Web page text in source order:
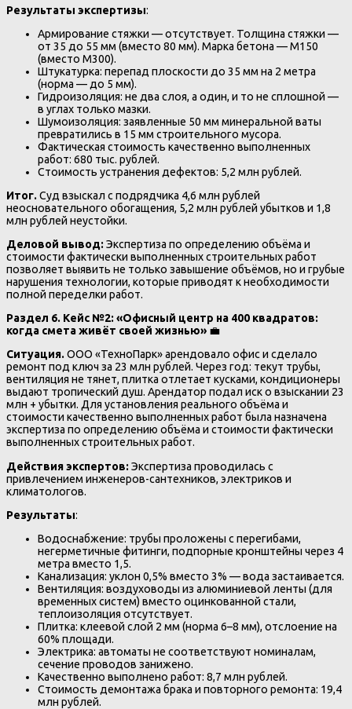
Результаты экспертизы:
Армирование стяжки — отсутствует. Толщина стяжки —
от 35 до 55 мм (вместо 80 мм). Марка бетона — М150
(вместо М300).
Штукатурка: перепад плоскости до 35 мм на 2 метра
(норма — до 5 мм).
Гидроизоляция: не два слоя, а один, и то не сплошной —
в углах только мазки.
Шумоизоляция: заявленные 50 мм минеральной ваты
превратились в 15 мм строительного мусора.
Фактическая стоимость качественно выполненных
работ: 680 тыс. рублей.
Стоимость устранения дефектов: 5,2 млн рублей.
Итог.Суд взыскал с подрядчика 4,6 млн рублей
неосновательного обогащения, 5,2 млн рублей убытков и 1,8
млн рублей неустойки.
Деловой вывод:Экспертиза по определению объёма и
стоимости фактически выполненных строительных работ
позволяет выявить не только завышение объёмов, но и грубые
нарушения технологии, которые приводят к необходимости
полной переделки работ.
Раздел 6. Кейс №2: «Офисный центр на 400 квадратов:
когда смета живёт своей жизнью» 💼
Ситуация.ООО «ТехноПарк» арендовало офис и сделало
ремонт под ключ за 23 млн рублей. Через год: текут трубы,
вентиляция не тянет, плитка отлетает кусками, кондиционеры
выдают тропический душ. Арендатор подал иск о взыскании 23
млн + убытки. Для установления реального объёма и
стоимости качественно выполненных работ была назначена
экспертиза по определению объёма и стоимости фактически
выполненных строительных работ.
Действия экспертов:Экспертиза проводилась с
привлечением инженеров-сантехников, электриков и
климатологов.
Результаты:
Водоснабжение: трубы проложены с перегибами,
негерметичные фитинги, подпорные кронштейны через 4
метра вместо 1,5.
Канализация: уклон 0,5% вместо 3% — вода застаивается.
Вентиляция: воздуховоды из алюминиевой ленты (для
временных систем) вместо оцинкованной стали,
теплоизоляция отсутствует.
Плитка: клеевой слой 2 мм (норма 6–8 мм), отслоение на
60% площади.
Электрика: автоматы не соответствуют номиналам,
сечение проводов занижено.
Качественно выполнено работ: 8,7 млн рублей.
Стоимость демонтажа брака и повторного ремонта: 19,4
млн рублей.